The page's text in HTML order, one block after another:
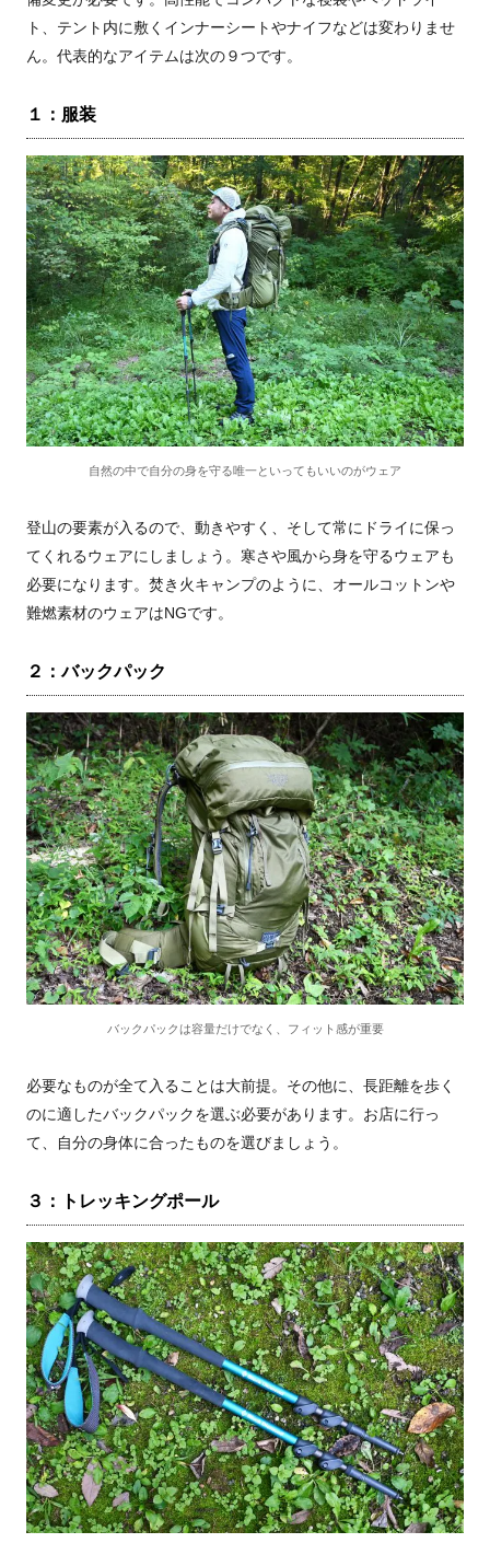
ト、テント内に敷くインナーシートやナイフなどは変わりませ
ん。代表的なアイテムは次の９つです。
１：服装
自然の中で自分の身を守る唯一といってもいいのがウェア
登山の要素が入るので、動きやすく、そして常にドライに保っ
てくれるウェアにしましょう。寒さや風から身を守るウェアも
必要になります。焚き火キャンプのように、オールコットンや
難燃素材のウェアはNGです。
２：バックパック
バックパックは容量だけでなく、フィット感が重要
必要なものが全て入ることは大前提。その他に、長距離を歩く
のに適したバックパックを選ぶ必要があります。お店に行っ
て、自分の身体に合ったものを選びましょう。
３：トレッキングポール